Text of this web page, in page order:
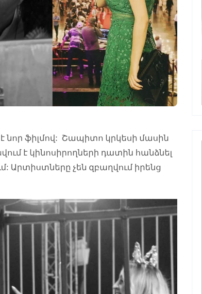
նոր ֆիլմով: Շապիտո կրկեսի մասին
է կինոսիրողների դատին հանձնել
Արտիստները չեն զբաղվում իրենց